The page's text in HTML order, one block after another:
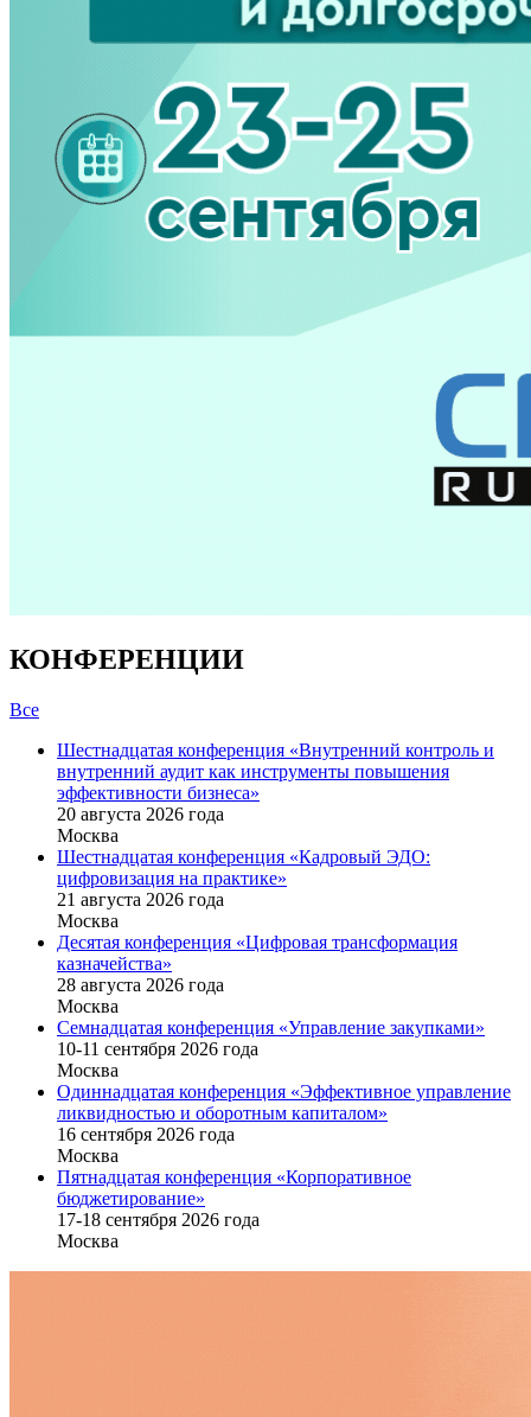
КОНФЕРЕНЦИИ
Все
Шестнадцатая конференция «Внутренний контроль и
внутренний аудит как инструменты повышения
эффективности бизнеса»
20 августа 2026 года
Москва
Шестнадцатая конференция «Кадровый ЭДО:
цифровизация на практике»
21 августа 2026 года
Москва
Десятая конференция «Цифровая трансформация
казначейства»
28 августа 2026 года
Москва
Семнадцатая конференция «Управление закупками»
10-11 сентября 2026 года
Москва
Одиннадцатая конференция «Эффективное управление
ликвидностью и оборотным капиталом»
16 cентября 2026 года
Москва
Пятнадцатая конференция «Корпоративное
бюджетирование»
17-18 сентября 2026 года
Москва